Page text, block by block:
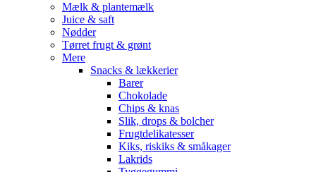
Mælk & plantemælk
Juice & saft
Nødder
Tørret frugt & grønt
Mere
Snacks & lækkerier
Barer
Chokolade
Chips & knas
Slik, drops & bolcher
Frugtdelikatesser
Kiks, riskiks & småkager
Lakrids